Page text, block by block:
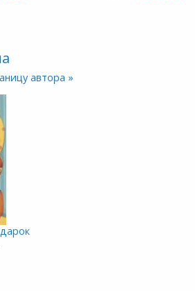
автора »